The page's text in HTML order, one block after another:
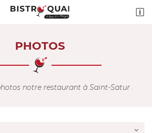

PHOTOS
notre restaurant à Saint-Satur .